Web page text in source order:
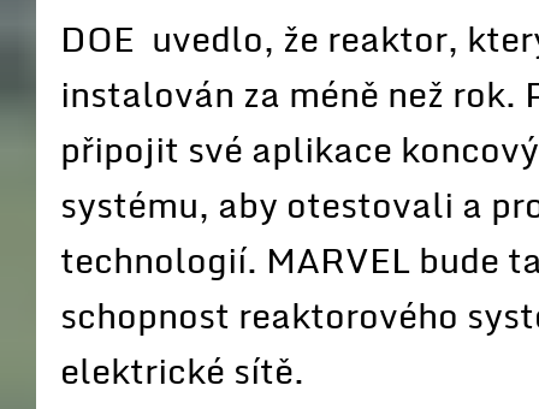
DOE uvedlo, že reaktor,
instalován za méně než
připojit své aplikace
systému, aby otestovali a
technologií. MARVEL bude
schopnost reaktorového
elektrické sítě.